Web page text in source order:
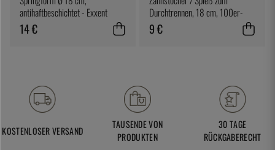
antihaftbeschichtet - Exxent
14 €
Durchtrennen, 18 cm, 100er-
Pack - 100% Chef
9 €
KOSTENLOSER VERSAND
TAUSENDE VON
PRODUKTEN
30 TAGE
RÜCKGABERECHT